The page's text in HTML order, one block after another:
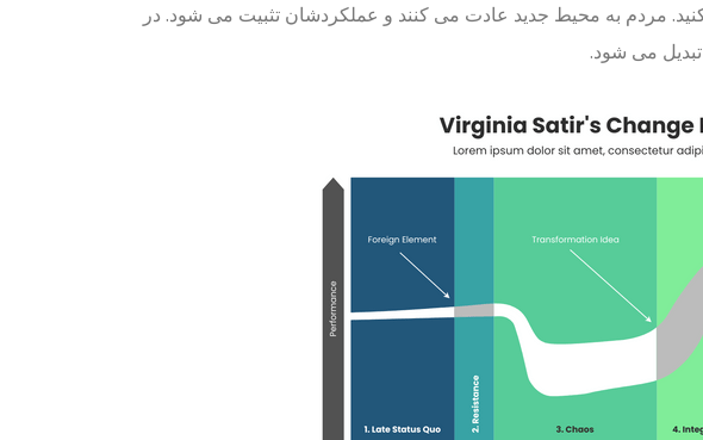
مردم به محیط جدید عادت می کنند و عملکردشان تثبیت می شود. در
می شود.